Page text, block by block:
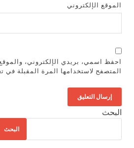
الموقع الإلكتروني
احفظ اسمي، بريدي الإلكتروني،
المتصفح لاستخدامها المرة المقبلة في
البحث
البحث